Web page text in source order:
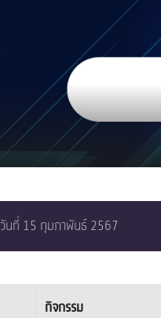
วันที่ 15 กุมภาพันธ์ 2567
กิจกรรม